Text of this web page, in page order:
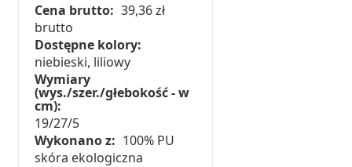
Cena brutto: 39,36 zł
brutto
Dostępne kolory:
niebieski, liliowy
Wymiary
(wys./szer./głebokość - w
cm):
19/27/5
Wykonano z: 100% PU
skóra ekologiczna